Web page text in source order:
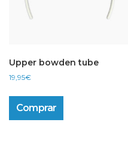
Upper bowden tube
19,95€
Comprar